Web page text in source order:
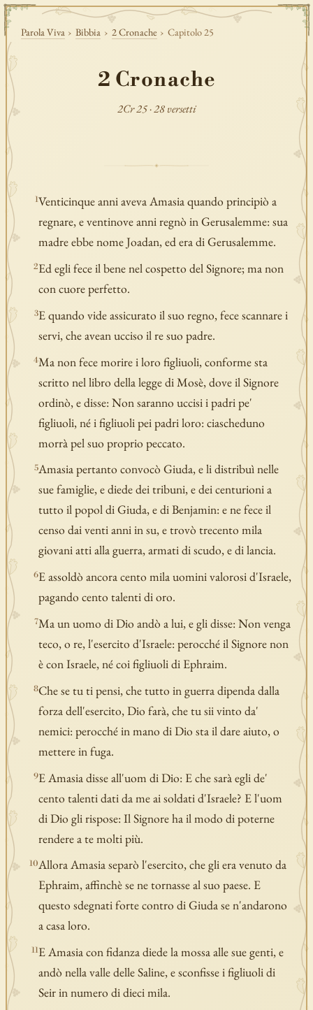
Parola Viva › Bibbia › 2 Cronache › Capitolo 25
2 Cronache
2Cr 25 · 28 versetti
1Venticinque anni aveva Amasia quando principiò a
regnare, e ventinove anni regnò in Gerusalemme: sua
madre ebbe nome Joadan, ed era di Gerusalemme.
2Ed egli fece il bene nel cospetto del Signore; ma non
con cuore perfetto.
3E quando vide assicurato il suo regno, fece scannare i
servi, che avean ucciso il re suo padre.
4Ma non fece morire i loro figliuoli, conforme sta
scritto nel libro della legge di Mosè, dove il Signore
ordinò, e disse: Non saranno uccisi i padri pe'
figliuoli, né i figliuoli pei padri loro: ciascheduno
morrà pel suo proprio peccato.
5Amasia pertanto convocò Giuda, e li distribuì nelle
sue famiglie, e diede dei tribuni, e dei centurioni a
tutto il popol di Giuda, e di Benjamin: e ne fece il
censo dai venti anni in su, e trovò trecento mila
giovani atti alla guerra, armati di scudo, e di lancia.
6E assoldò ancora cento mila uomini valorosi d'Israele,
pagando cento talenti di oro.
7Ma un uomo di Dio andò a lui, e gli disse: Non venga
teco, o re, l'esercito d'Israele: perocché il Signore non
è con Israele, né coi figliuoli di Ephraim.
8Che se tu ti pensi, che tutto in guerra dipenda dalla
forza dell'esercito, Dio farà, che tu sii vinto da'
nemici: perocché in mano di Dio sta il dare aiuto, o
mettere in fuga.
9E Amasia disse all'uom di Dio: E che sarà egli de'
cento talenti dati da me ai soldati d'Israele? E l'uom
di Dio gli rispose: Il Signore ha il modo di poterne
rendere a te molti più.
10Allora Amasia separò l'esercito, che gli era venuto da
Ephraim, affinchè se ne tornasse al suo paese. E
questo sdegnati forte contro di Giuda se n'andarono
a casa loro.
11E Amasia con fidanza diede la mossa alle sue genti, e
andò nella valle delle Saline, e sconfisse i figliuoli di
Seir in numero di dieci mila.